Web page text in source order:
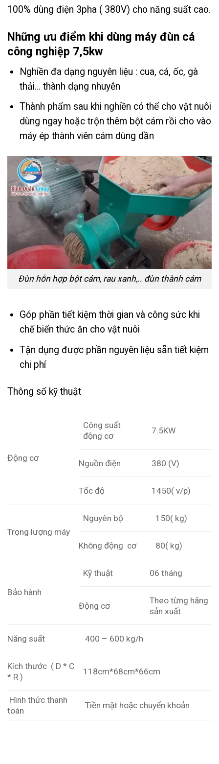
100% dùng điện 3pha ( 380V) cho năng suất cao.
Những ưu điểm khi dùng máy đùn cá
công nghiệp 7,5kw
Nghiền đa dạng nguyên liệu : cua, cá, ốc, gà
thải… thành dạng nhuyễn
Thành phẩm sau khi nghiền có thể cho vật nuôi
dùng ngay hoặc trộn thêm bột cám rồi cho vào
máy ép thành viên cám dùng dần
Đùn hỗn hợp bột cám, rau xanh,.. đùn thành cám
Góp phần tiết kiệm thời gian và công sức khi
chế biến thức ăn cho vật nuôi
Tận dụng được phần nguyên liệu sẵn tiết kiệm
chi phí
Thông số kỹ thuật
Động cơ
Công suất
động cơ
7.5KW
Nguồn điện 380 (V)
Tốc độ 1450( v/p)
Trọng lượng máy
Nguyên bộ 150( kg)
Không động cơ 80( kg)
Bảo hành
Kỹ thuật 06 tháng
Động cơ
Theo từng hãng
sản xuất
Năng suất 400 – 600 kg/h
Kích thước ( D * C
* R )
118cm*68cm*66cm
Hình thức thanh
toán
Tiền mặt hoặc chuyển khoản